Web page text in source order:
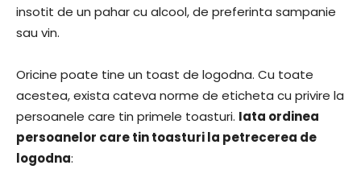
insotit de un pahar cu alcool, de preferinta sampanie
sau vin.
Oricine poate tine un toast de logodna. Cu toate
acestea, exista cateva norme de eticheta cu privire la
persoanele care tin primele toasturi. Iata ordinea
persoanelor care tin toasturi la petrecerea de
logodna: